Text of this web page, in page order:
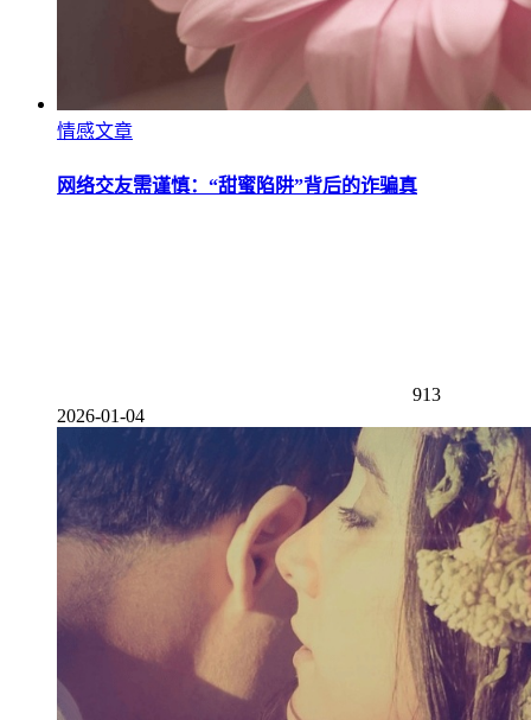
情感文章
网络交友需谨慎：“甜蜜陷阱”背后的诈骗真
913
2026-01-04